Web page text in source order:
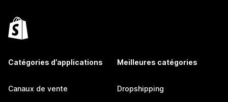
Catégories d’applications
Canaux de vente
Meilleures catégories
Dropshipping